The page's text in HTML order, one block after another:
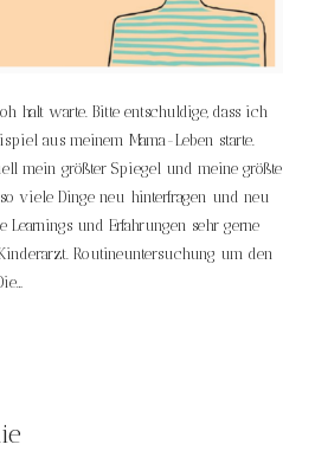
halt warte. Bitte entschuldige, dass ich
aus meinem Mama-Leben starte.
mein größter Spiegel und meine größte
viele Dinge neu hinterfragen und neu
Learnings und Erfahrungen sehr gerne
Routineuntersuchung um den